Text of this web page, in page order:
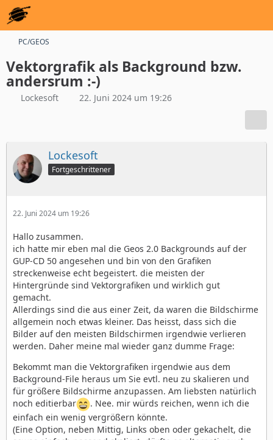
PC/GEOS
Vektorgrafik als Background bzw.
andersrum :-)
Lockesoft 22. Juni 2024 um 19:26
Lockesoft
Fortgeschrittener
22. Juni 2024 um 19:26
Hallo zusammen.
ich hatte mir eben mal die Geos 2.0 Backgrounds auf der
GUP-CD 50 angesehen und bin von den Grafiken
streckenweise echt begeistert. die meisten der
Hintergründe sind Vektorgrafiken und wirklich gut
gemacht.
Allerdings sind die aus einer Zeit, da waren die Bildschirme
allgemein noch etwas kleiner. Das heisst, dass sich die
Bilder auf den meisten Bildschirmen irgendwie verlieren
werden. Daher meine mal wieder ganz dumme Frage:
Bekommt man die Vektorgrafiken irgendwie aus dem
Background-File heraus um Sie evtl. neu zu skalieren und
für größere Bildschirme anzupassen. Am liebsten natürlich
noch editierbar
. Nee. mir würds reichen, wenn ich die
einfach ein wenig vergrößern könnte.
(Eine Option, neben Mittig, Links oben oder gekachelt, die